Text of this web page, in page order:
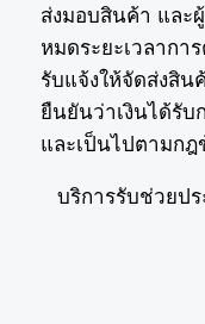
ส่งมอบสินค้า และ
หมดระยะเวลากา
รับแจ้งให้จัดส่งสิน
ยืนยันว่าเงินได้รั
และเป็นไปตามก
บริการรับช่วยป